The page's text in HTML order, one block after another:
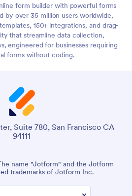
form builder with powerful forms
by over 35 million users worldwide,
150+ integrations, and drag-
that streamline data collection,
engineered for businesses requiring
forms without coding.
Suite 780, San Francisco CA
94111
name "Jotform" and the Jotform
trademarks of Jotform Inc.